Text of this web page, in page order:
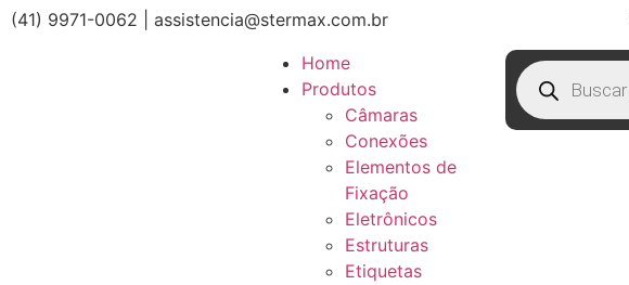
(41) 9971-0062 | assistencia@stermax.com.br
Home
Produtos
Câmaras
Conexões
Elementos de
Fixação
Eletrônicos
Estruturas
Etiquetas